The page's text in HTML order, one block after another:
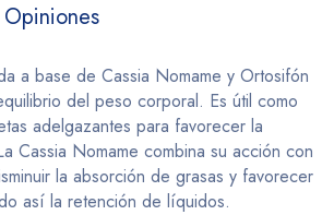
Opiniones
a base de Cassia Nomame y Ortosifón
del peso corporal. Es útil como
adelgazantes para favorecer la
Cassia Nomame combina su acción con
la absorción de grasas y favorecer
así la retención de líquidos.